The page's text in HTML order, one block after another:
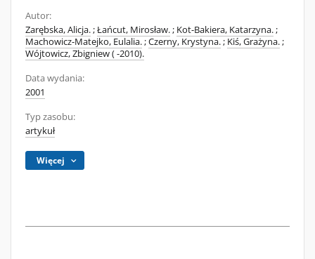
Autor:
Zarębska, Alicja.;Łańcut, Mirosław.; Kot-Bakiera, Katarzyna.;
Machowicz-Matejko, Eulalia.;Czerny, Krystyna.; Kiś, Grażyna.;
Wójtowicz, Zbigniew ( -2010).
Data wydania:
2001
Typ zasobu:
artykuł
Więcej